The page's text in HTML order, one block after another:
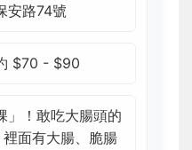
安路74號
$70 - $90
」！敢吃大腸頭的
面有大腸、脆腸